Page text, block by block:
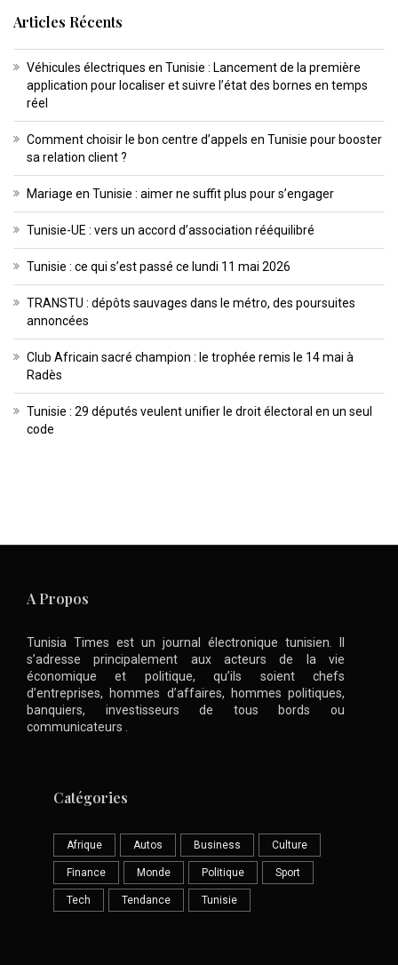
Articles Récents
Véhicules électriques en Tunisie : Lancement de la première
application pour localiser et suivre l’état des bornes en temps
réel
Comment choisir le bon centre d’appels en Tunisie pour booster
sa relation client ?
Mariage en Tunisie : aimer ne suffit plus pour s’engager
Tunisie-UE : vers un accord d’association rééquilibré
Tunisie : ce qui s’est passé ce lundi 11 mai 2026
TRANSTU : dépôts sauvages dans le métro, des poursuites
annoncées
Club Africain sacré champion : le trophée remis le 14 mai à
Radès
Tunisie : 29 députés veulent unifier le droit électoral en un seul
code
A Propos
Tunisia Times est un journal électronique tunisien. Il
s’adresse principalement aux acteurs de la vie
économique et politique, qu’ils soient chefs
d’entreprises, hommes d’affaires, hommes politiques,
banquiers, investisseurs de tous bords ou
communicateurs .
Catégories
Afrique Autos Business Culture
Finance Monde Politique Sport
Tech Tendance Tunisie